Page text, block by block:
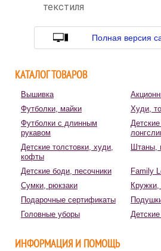
текстиля
Полная версия
КАТАЛОГ ТОВАРОВ
Вышивка
Футболки, майки
Худи,
Футболки с длинным
рукавом
Детские толстовки, худи,
кофты
Штаны,
Детские боди, песочники
Family
Сумки, рюкзаки
Подарочные сертификаты
Головные уборы
ИНФОРМАЦИЯ И ПОМОЩЬ